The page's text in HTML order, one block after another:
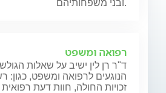
ובני משפחותיהם.
רפואה ומשפט
ד"ר רן לין ישיב על שאלות
הנוגעים לרפואה ומשפט, כגון:
זכויות החולה, חוות דעת רפואית